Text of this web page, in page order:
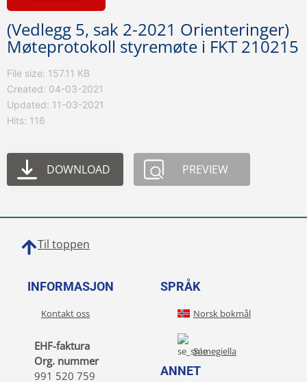
(Vedlegg 5, sak 2-2021 Orienteringer)
Møteprotokoll styremøte i FKT 210215
File size: 157.11 KB
Created: 04-03-2021
Updated: 11-03-2021
Hits: 116
DOWNLOAD PREVIEW
Til toppen
INFORMASJON
Kontakt oss
EHF-faktura
Org. nummer
991 520 759
SPRÅK
Norsk bokmål
Sámegiella
ANNET